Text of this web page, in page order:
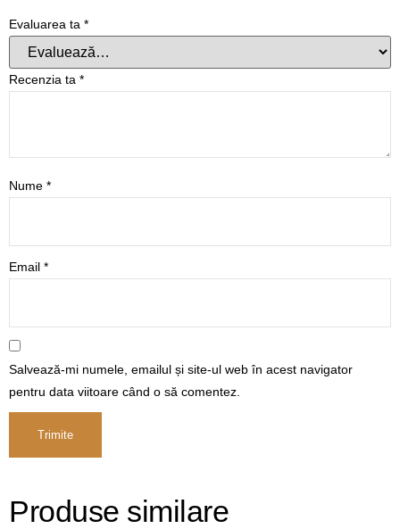
Evaluarea ta *
Recenzia ta *
Nume *
Email *
Salvează-mi numele, emailul și site-ul web în acest navigator
pentru data viitoare când o să comentez.
Produse similare